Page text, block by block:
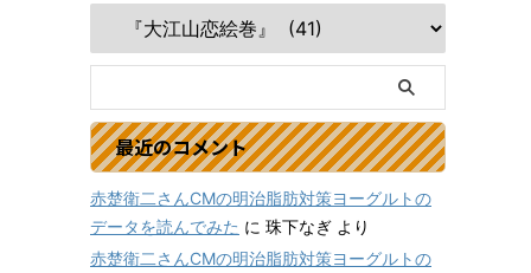
最近のコメント
赤楚衛二さんCMの明治脂肪対策ヨーグルトの
データを読んでみた に 珠下なぎ より
赤楚衛二さんCMの明治脂肪対策ヨーグルトの